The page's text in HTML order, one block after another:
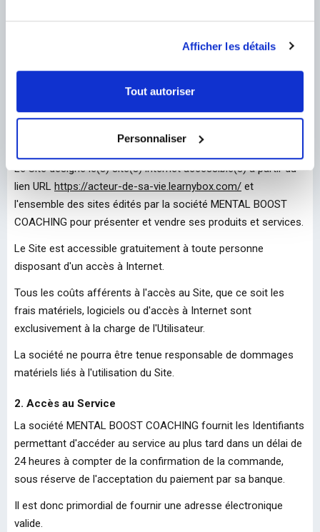
Afficher les détails
Tout autoriser
Personnaliser
Si aucune durée n'est définie, le service reste accessible
ARTICLE 7. CONDITIONS D'ACCÈS
Le Site désigne le(s) site(s) internet accessible(s) à partir du
lien URL https://acteur-de-sa-vie.learnybox.com/ et
l'ensemble des sites édités par la société MENTAL BOOST
COACHING pour présenter et vendre ses produits et services.
Le Site est accessible gratuitement à toute personne
disposant d'un accès à Internet.
Tous les coûts afférents à l'accès au Site, que ce soit les
frais matériels, logiciels ou d'accès à Internet sont
exclusivement à la charge de l'Utilisateur.
La société ne pourra être tenue responsable de dommages
matériels liés à l'utilisation du Site.
2. Accès au Service
La société MENTAL BOOST COACHING fournit les Identifiants
permettant d'accéder au service au plus tard dans un délai de
24 heures à compter de la confirmation de la commande,
sous réserve de l'acceptation du paiement par sa banque.
Il est donc primordial de fournir une adresse électronique
valide.